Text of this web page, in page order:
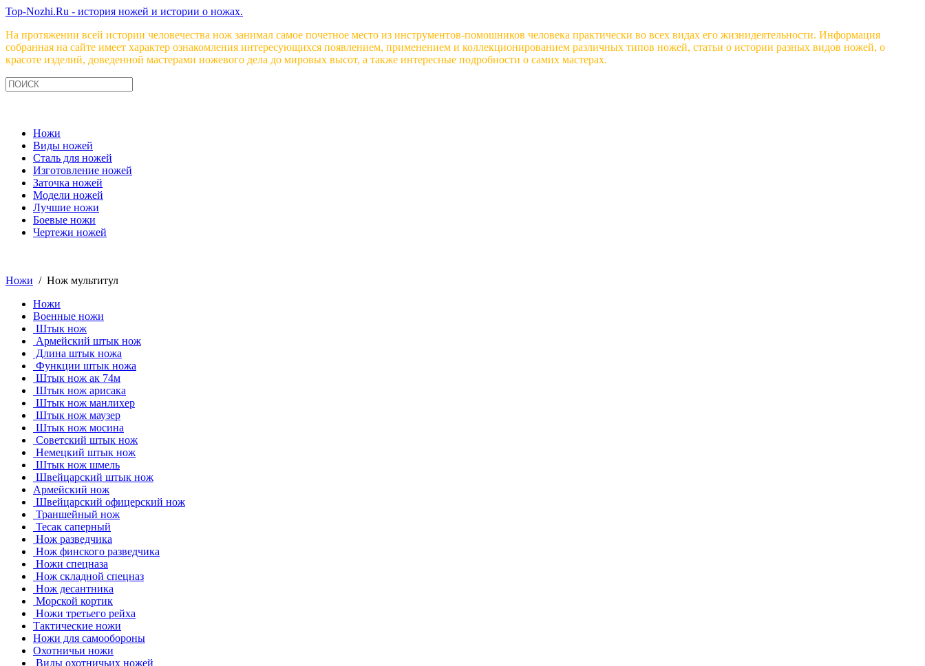
Top-Nozhi.Ru - история ножей и истории о ножах.
На протяжении всей истории человечества нож занимал самое почетное место из инструментов-помошников человека практически во всех видах его жизнидеятельности. Информация
собранная на сайте имеет характер ознакомления интересующихся появлением, применением и коллекционированием различных типов ножей, статьи о истории разных видов ножей, о
красоте изделий, доведенной мастерами ножевого дела до мировых высот, а также интересные подробности о самих мастерах.
Ножи
Виды ножей
Сталь для ножей
Изготовление ножей
Заточка ножей
Модели ножей
Лучшие ножи
Боевые ножи
Чертежи ножей
Ножи / Нож мультитул
Ножи
Военные ножи
Штык нож
Армейский штык нож
Длина штык ножа
Функции штык ножа
Штык нож ак 74м
Штык нож арисака
Штык нож манлихер
Штык нож маузер
Штык нож мосина
Советский штык нож
Немецкий штык нож
Штык нож шмель
Швейцарский штык нож
Армейский нож
Швейцарский офицерский нож
Траншейный нож
Тесак саперный
Нож разведчика
Нож финского разведчика
Ножи спецназа
Нож складной спецназ
Нож десантника
Морской кортик
Ножи третьего рейха
Тактические ножи
Ножи для самообороны
Охотничьи ножи
Виды охотничьих ножей